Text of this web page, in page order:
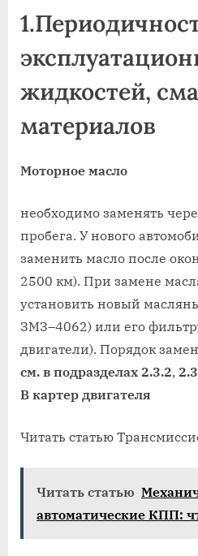
жидкостей,
материалов
Моторное масло
необходимо заменять
пробега. У нового
заменить масло после
2500 км). При замене
установить новый
ЗМЗ–4062) или его
двигатели). Порядок
см. в подразделах 2.3.2,
В картер двигателя
Читать статью
Читать статью
автоматические КПП: